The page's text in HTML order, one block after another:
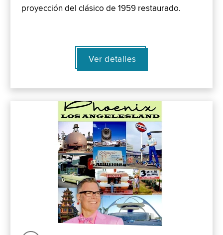
proyección del clásico de 1959 restaurado.
Ver detalles